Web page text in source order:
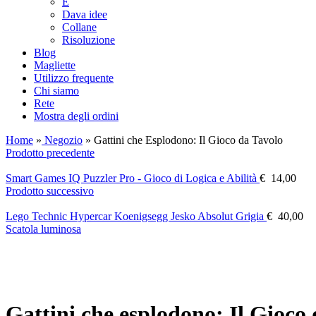
Dava idee
Collane
Risoluzione
Blog
Magliette
Utilizzo frequente
Chi siamo
Rete
Mostra degli ordini
Home » Negozio » Gattini che Esplodono: Il Gioco da Tavolo
Prodotto precedente
Smart Games IQ Puzzler Pro - Gioco di Logica e Abilità € 14,00
Prodotto successivo
Lego Technic Hypercar Koenigsegg Jesko Absolut Grigia € 40,00
Scatola luminosa